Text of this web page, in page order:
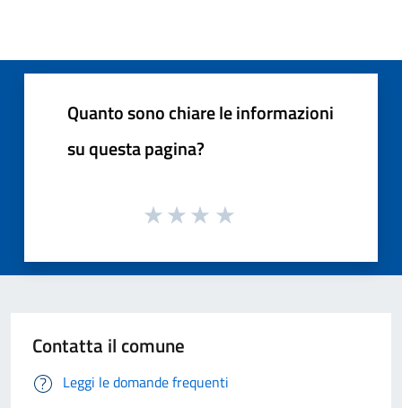
Quanto sono chiare le informazioni
su questa pagina?
Contatta il comune
Leggi le domande frequenti